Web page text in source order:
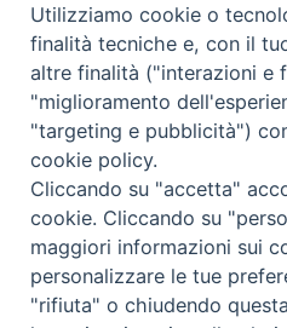
Indirizzi:
Viale Colli Aminei, 2
80131 Napoli
Telefono:
tel +39.081.7410000
Email:
segreteria.st@pftim.it
Utilizziamo cookie o
finalità tecniche e, con il
altre finalità ("interazioni e
"miglioramento
"targeting e pubblicità")
cookie policy.
Cliccando su "accetta"
cookie. Cliccando su
maggiori informazioni sui
personalizzare le tue
"rifiuta" o chiudendo